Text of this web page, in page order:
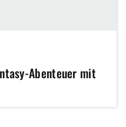
Abenteuer mit